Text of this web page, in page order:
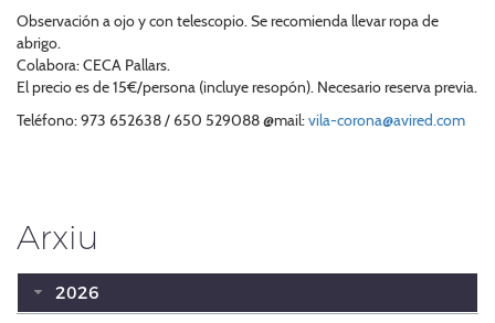
Observación a ojo y con telescopio. Se recomienda llevar ropa de
abrigo.
Colabora: CECA Pallars.
El precio es de 15€/persona (incluye resopón). Necesario reserva previa.
Teléfono: 973 652638 / 650 529088 @mail:vila-corona@avired.com
Arxiu
2026